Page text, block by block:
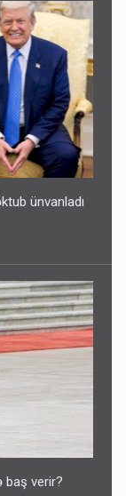
gəldi -
açıqlama
ünvanladı
baş verir?